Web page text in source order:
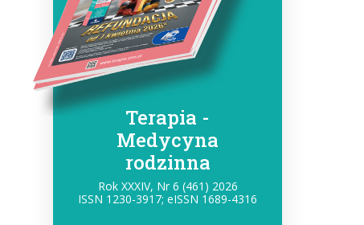
Terapia -
Medycyna
rodzinna
Rok XXXIV, Nr 6 (461) 2026
ISSN 1230-3917; eISSN 1689-4316